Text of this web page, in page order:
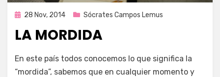
Publicada
28 Nov, 2014 Sócrates Campos Lemus
LA MORDIDA
porEnrique
En este país todos conocemos lo que significa la
“mordida”, sabemos que en cualquier momento y